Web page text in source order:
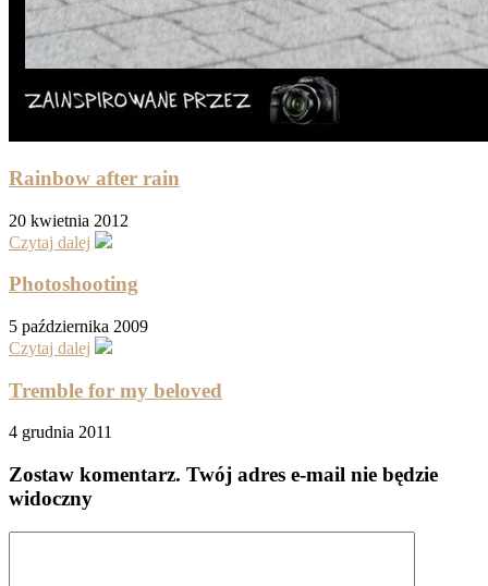
Rainbow after rain
20 kwietnia 2012
Czytaj dalej
Photoshooting
5 października 2009
Czytaj dalej
Tremble for my beloved
4 grudnia 2011
Zostaw komentarz. Twój adres e-mail nie będzie
widoczny